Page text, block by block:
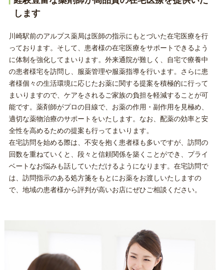
します
川崎駅前のアルプス薬局は医師の指示にもとづいた在宅医療を行
っております。そして、患者様の在宅医療をサポートできるよう
に体制を強化してまいります。外来通院が難しく、自宅で療養中
の患者様宅を訪問し、服薬管理や服薬指導を行います。さらに患
者様個々の生活環境に応じたお薬に関する提案を積極的に行って
まいりますので、ケアをされるご家族の負担を軽減することが可
能です。薬剤師がプロの目線で、お薬の作用・副作用を見極め、
適切な薬物治療のサポートをいたします。なお、配薬の効率と安
全性を高めるための提案も行ってまいります。
在宅訪問を始める際は、不安を抱く患者様も多いですが、訪問の
回数を重ねていくと、段々と信頼関係を築くことができ、プライ
ベートなお悩みも話していただけるようになります。在宅訪問で
は、訪問指示のある処方箋をもとにお薬をお渡しいたしますの
で、地域の患者様から評判が高いお店にぜひご相談ください。